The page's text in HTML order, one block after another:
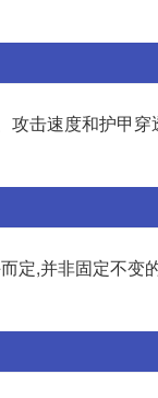
击速度和护甲
定,并非固定不